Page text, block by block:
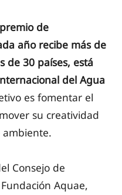
de
año recibe más de
de 30 países, está
del Agua
es fomentar el
su creatividad
Consejo de
Aquae,